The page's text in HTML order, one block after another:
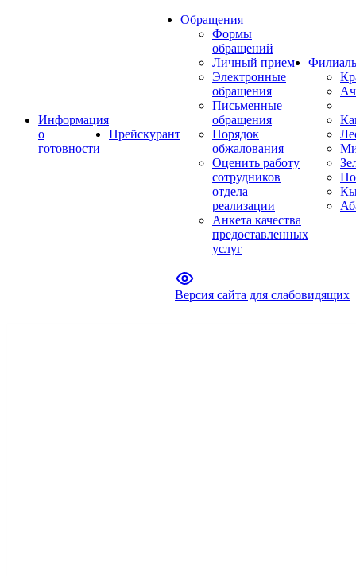
Информация
о
готовности
Прейскурант
Обращения
Формы
обращений
Личный прием
Электронные
обращения
Письменные
обращения
Порядок
обжалования
Оценить работу
сотрудников
отдела
реализации
Анкета качества
предоставленных
услуг
Версия сайта для слабовидящих